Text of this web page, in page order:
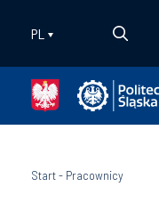
PL
Start- Pracownicy